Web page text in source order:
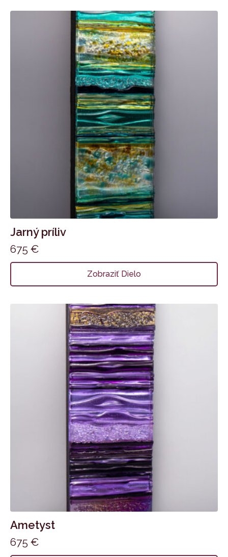
Jarný príliv
675 €
Zobraziť Dielo
Ametyst
675 €